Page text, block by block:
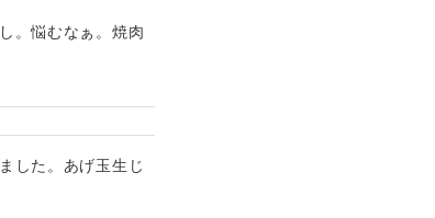
。悩むなぁ。焼肉
した。あげ玉生じ